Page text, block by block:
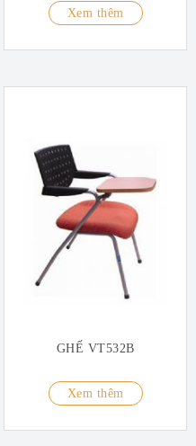
Xem thêm
GHẾ VT532B
Xem thêm